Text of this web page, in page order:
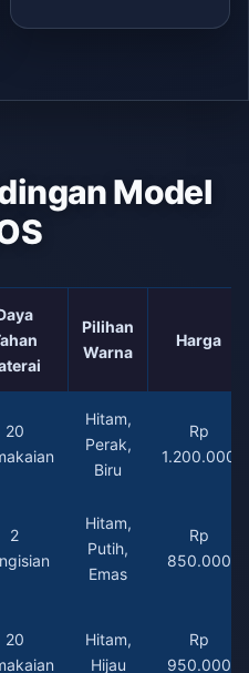
Model
Pilihan
Warna
Harga
20
Hitam,
Perak,
Biru
Rp
1.200.000
2
Hitam,
Putih,
Emas
Rp
850.000
20
Hitam,
Hijau
Rp
950.000